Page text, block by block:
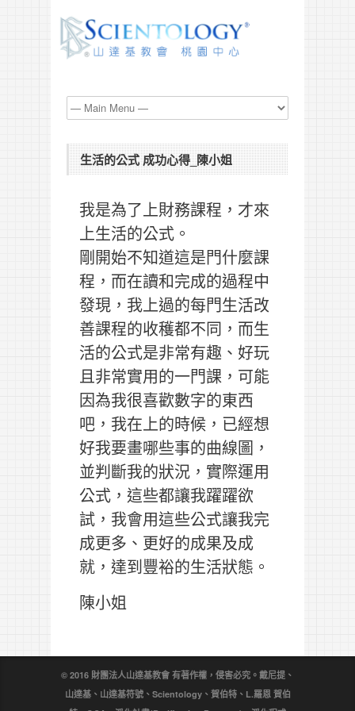
生活的公式 成功心得_陳小姐
我是為了上財務課程，才來
上生活的公式。
剛開始不知道這是門什麼課
程，而在讀和完成的過程中
發現，我上過的每門生活改
善課程的收穫都不同，而生
活的公式是非常有趣、好玩
且非常實用的一門課，可能
因為我很喜歡數字的東西
吧，我在上的時候，已經想
好我要畫哪些事的曲線圖，
並判斷我的狀況，實際運用
公式，這些都讓我躍躍欲
試，我會用這些公式讓我完
成更多、更好的成果及成
就，達到豐裕的生活狀態。
陳小姐
© 2016 財團法人山達基教會 有著作權，侵害必究。戴尼提、
山達基、山達基符號、Scientology、賀伯特、L.羅恩 賀伯